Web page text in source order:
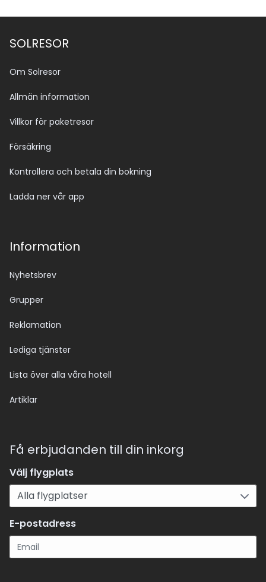
SOLRESOR
Om Solresor
Allmän information
Villkor för paketresor
Försäkring
Kontrollera och betala din bokning
Ladda ner vår app
Information
Nyhetsbrev
Grupper
Reklamation
Lediga tjänster
Lista över alla våra hotell
Artiklar
Få erbjudanden till din inkorg
Välj flygplats
E-postadress